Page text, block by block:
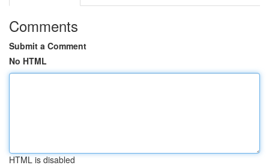
Comments
Submit a Comment
No HTML
HTML is disabled